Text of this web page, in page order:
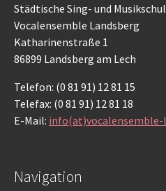
Städtische Sing- und
Vocalensemble Landsberg
Katharinenstraße 1
86899 Landsberg am Lech
Telefon: (0 81 91) 12 81 15
Telefax: (0 81 91) 12 81 18
E-Mail:
Navigation